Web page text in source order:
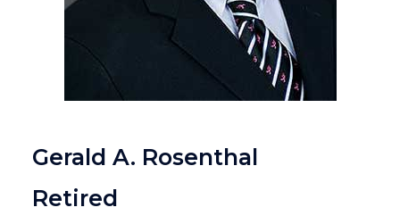
Gerald A. Rosenthal
Retired